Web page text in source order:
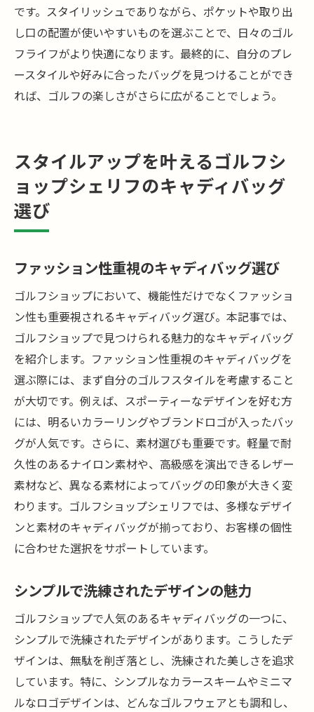
です。スタイリッシュでありながら、ポケットや取り出
し口の配置が使いやすいものを選ぶことで、日々のゴル
フライフがより快適になります。最終的に、自分のプレ
ースタイルや好みに合ったバッグを見つけることができ
れば、ゴルフの楽しさがさらに広がることでしょう。
スタイルアップを叶えるゴルフシ
ョップシェリフのキャディバッグ
選び
ファッション性重視のキャディバッグ選び
ゴルフショップにおいて、機能性だけでなくファッショ
ン性も重要視されるキャディバッグ選び。本記事では、
ゴルフショップで見つけられる魅力的なキャディバッグ
を紹介します。ファッション性重視のキャディバッグを
選ぶ際には、まず自分のゴルフスタイルを考慮すること
が大切です。例えば、スポーティーなデザインを好む方
には、明るいカラーリングやブランドロゴが入ったバッ
グが人気です。さらに、素材選びも重要です。軽量で耐
久性のあるナイロン素材や、高級感を演出できるレザー
素材など、異なる素材によってバッグの印象が大きく変
わります。ゴルフショップシェリフでは、多様なデザイ
ンと素材のキャディバッグが揃っており、お客様の個性
に合わせた選択をサポートしています。
シンプルで洗練されたデザインの魅力
ゴルフショップで人気のあるキャディバッグの一つに、
シンプルで洗練されたデザインがあります。こうしたデ
ザインは、無駄を削ぎ落とし、洗練された美しさを追求
しています。特に、シンプルなカラースキームやミニマ
ルなロゴデザインは、どんなゴルフウェアとも調和し、